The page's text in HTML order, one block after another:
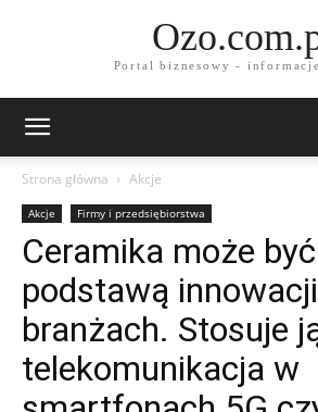
Portal biznesowy -
Strona główna Akcje
Akcje Firmy i przedsiębiorstwa
Ceramika może być
podstawą
branżach. Stosuje
telekomunikacja w